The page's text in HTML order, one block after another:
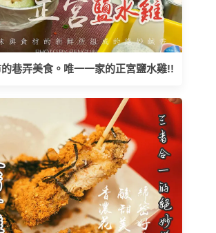
巷弄美食。唯一一家的正宮鹽水雞!!